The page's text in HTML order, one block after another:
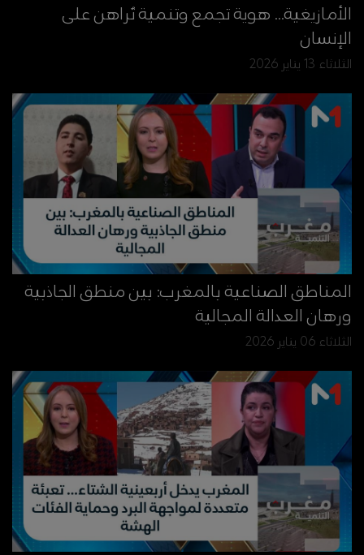
الأمازيغية... هوية تجمع وتنمية تُراهن على
الإنسان
الثلاثاء 13 يناير 2026
المناطق الصناعية بالمغرب: بين منطق الجاذبية
ورهان العدالة المجالية
الثلاثاء 06 يناير 2026